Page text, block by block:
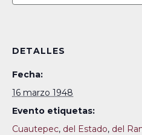
DETALLES
Fecha:
16 marzo 1948
Evento etiquetas:
Cuautepec, del Estado, del